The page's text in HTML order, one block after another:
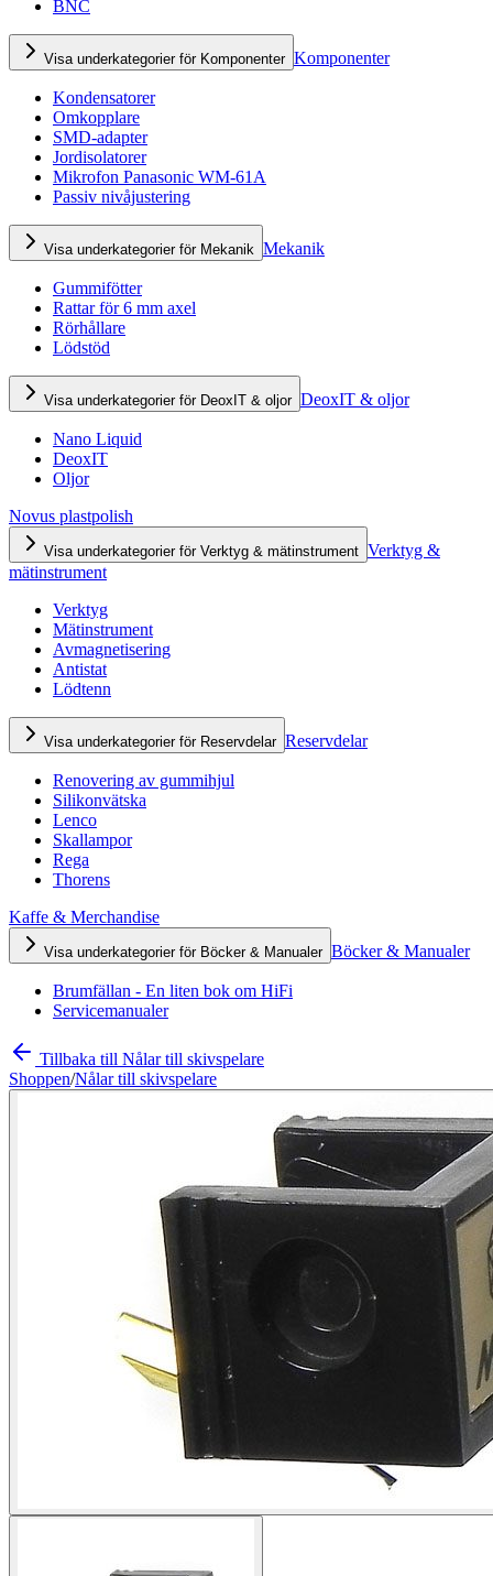
BNC
Visa underkategorier för Komponenter Komponenter
Kondensatorer
Omkopplare
SMD-adapter
Jordisolatorer
Mikrofon Panasonic WM-61A
Passiv nivåjustering
Visa underkategorier för Mekanik Mekanik
Gummifötter
Rattar för 6 mm axel
Rörhållare
Lödstöd
Visa underkategorier för DeoxIT & oljor DeoxIT & oljor
Nano Liquid
DeoxIT
Oljor
Novus plastpolish
Visa underkategorier för Verktyg & mätinstrument Verktyg &
mätinstrument
Verktyg
Mätinstrument
Avmagnetisering
Antistat
Lödtenn
Visa underkategorier för Reservdelar Reservdelar
Renovering av gummihjul
Silikonvätska
Lenco
Skallampor
Rega
Thorens
Kaffe & Merchandise
Visa underkategorier för Böcker & Manualer Böcker & Manualer
Brumfällan - En liten bok om HiFi
Servicemanualer
Tillbaka till Nålar till skivspelare
Shoppen/Nålar till skivspelare